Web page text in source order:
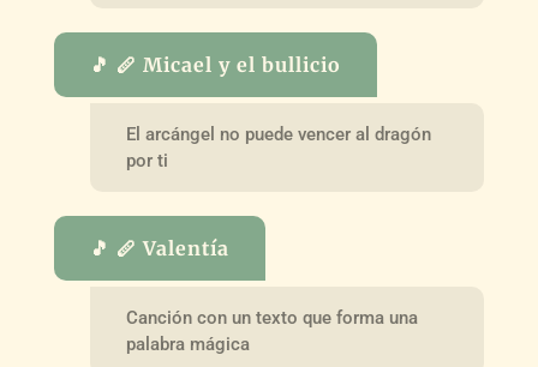
🎵 🪈 Micael y el bullicio
El arcángel no puede vencer al dragón
por ti
🎵 🪈 Valentía
Canción con un texto que forma una
palabra mágica